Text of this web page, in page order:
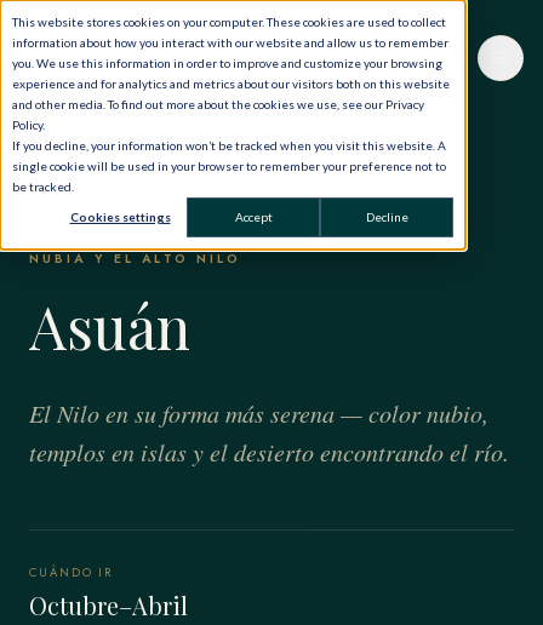
This website stores cookies on your computer. These cookies are used to collect
information about how you interact with our website and allow us to remember
you. We use this information in order to improve and customize your browsing
experience and for analytics and metrics about our visitors both on this website
and other media. To find out more about the cookies we use, see our Privacy
Policy.
If you decline, your information won’t be tracked when you visit this website. A
single cookie will be used in your browser to remember your preference not to
be tracked.
Cookies settings Accept Decline
EL MUNDO, EN PRIVADO·EGIPTO·ASUÁN
NUBIA Y EL ALTO NILO
Asuán
El Nilo en su forma más serena — color nubio,
templos en islas y el desierto encontrando el río.
CUÁNDO IR
Octubre–Abril